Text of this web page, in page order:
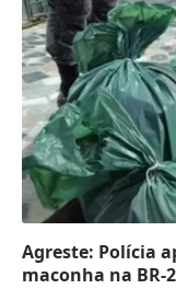
Agreste: Polícia
maconha na BR-